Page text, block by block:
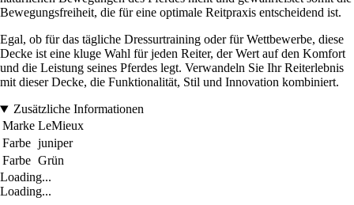
Bewegungsfreiheit, die für eine optimale Reitpraxis entscheidend ist.
Egal, ob für das tägliche Dressurtraining oder für Wettbewerbe, diese
Decke ist eine kluge Wahl für jeden Reiter, der Wert auf den Komfort
und die Leistung seines Pferdes legt. Verwandeln Sie Ihr Reiterlebnis
mit dieser Decke, die Funktionalität, Stil und Innovation kombiniert.
Zusätzliche Informationen
Marke LeMieux
Farbe juniper
Farbe Grün
Loading...
Loading...